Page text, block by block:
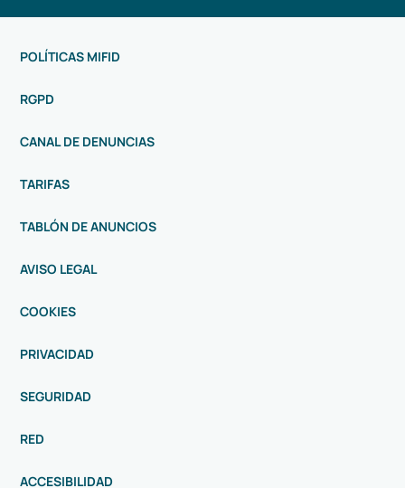
POLÍTICAS MIFID
RGPD
CANAL DE DENUNCIAS
TARIFAS
TABLÓN DE ANUNCIOS
AVISO LEGAL
COOKIES
PRIVACIDAD
SEGURIDAD
RED
ACCESIBILIDAD